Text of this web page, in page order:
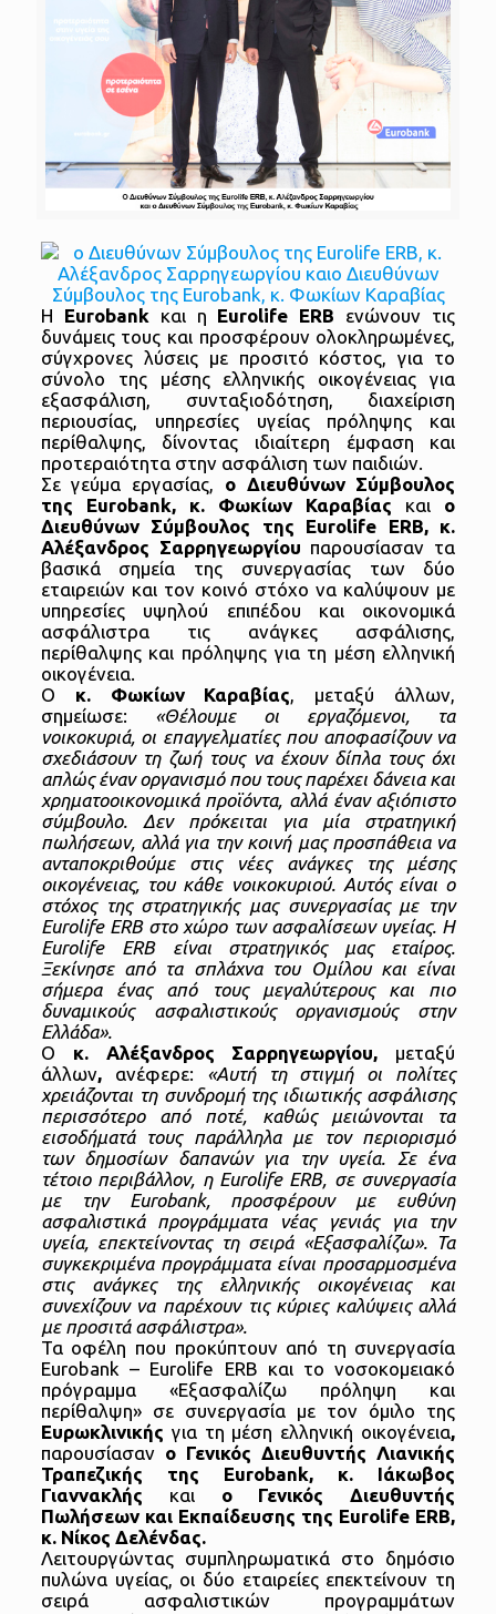
Η Eurobank και η Eurolife ERB ενώνουν τις
δυνάμεις τους και προσφέρουν ολοκληρωμένες,
σύγχρονες λύσεις με προσιτό κόστος, για το
σύνολο της μέσης ελληνικής οικογένειας για
εξασφάλιση, συνταξιοδότηση, διαχείριση
περιουσίας, υπηρεσίες υγείας πρόληψης και
περίθαλψης, δίνοντας ιδιαίτερη έμφαση και
προτεραιότητα στην ασφάλιση των παιδιών.
Σε γεύμα εργασίας, ο Διευθύνων Σύμβουλος
της Eurobank, κ. Φωκίων Καραβίας και ο
Διευθύνων Σύμβουλος της Eurolife ERΒ, κ.
Αλέξανδρος Σαρρηγεωργίου παρουσίασαν τα
βασικά σημεία της συνεργασίας των δύο
εταιρειών και τον κοινό στόχο να καλύψουν με
υπηρεσίες υψηλού επιπέδου και οικονομικά
ασφάλιστρα τις ανάγκες ασφάλισης,
περίθαλψης και πρόληψης για τη μέση ελληνική
οικογένεια.
Ο κ. Φωκίων Καραβίας, μεταξύ άλλων,
σημείωσε: «Θέλουμε οι εργαζόμενοι, τα
νοικοκυριά, οι επαγγελματίες που αποφασίζουν να
σχεδιάσουν τη ζωή τους να έχουν δίπλα τους όχι
απλώς έναν οργανισμό που τους παρέχει δάνεια και
χρηματοοικονομικά προϊόντα, αλλά έναν αξιόπιστο
σύμβουλο. Δεν πρόκειται για μία στρατηγική
πωλήσεων, αλλά για την κοινή μας προσπάθεια να
ανταποκριθούμε στις νέες ανάγκες της μέσης
οικογένειας, του κάθε νοικοκυριού. Αυτός είναι ο
στόχος της στρατηγικής μας συνεργασίας με την
Eurolife ERBστο χώρο των ασφαλίσεων υγείας. Η
Eurolife
ERBείναι στρατηγικός μας εταίρος.
Ξεκίνησε από τα σπλάχνα του Ομίλου και είναι
σήμερα ένας από τους μεγαλύτερους και πιο
δυναμικούς ασφαλιστικούς οργανισμούς στην
Ελλάδα».
Ο κ. Αλέξανδρος Σαρρηγεωργίου, μεταξύ
άλλων, ανέφερε: «Αυτή τη στιγμή οι πολίτες
χρειάζονται τη συνδρομή της ιδιωτικής ασφάλισης
περισσότερο από ποτέ, καθώς μειώνονται τα
εισοδήματά τους παράλληλα με τον περιορισμό
των δημοσίων δαπανών για την υγεία. Σε ένα
τέτοιο περιβάλλον, η Eurolife ERB, σε συνεργασία
με την Eurobank, προσφέρουν με ευθύνη
ασφαλιστικά προγράμματα νέας γενιάς για την
υγεία, επεκτείνοντας τη σειρά «Εξασφαλίζω». Τα
συγκεκριμένα προγράμματα είναι προσαρμοσμένα
στις ανάγκες της ελληνικής οικογένειας και
συνεχίζουν να παρέχουν τις κύριες καλύψεις αλλά
με προσιτά ασφάλιστρα».
Τα οφέλη που προκύπτουν από τη συνεργασία
Eurobank – Eurolife ERB και το νοσοκομειακό
πρόγραμμα «Εξασφαλίζω πρόληψη και
περίθαλψη» σε συνεργασία με τον όμιλο της
Ευρωκλινικής για τη μέση ελληνική οικογένεια,
παρουσίασανο Γενικός Διευθυντής Λιανικής
Τραπεζικής της Eurobank,
κ. Ιάκωβος
Γιαννακλής και ο Γενικός Διευθυντής
Πωλήσεων και Εκπαίδευσης της Eurolife ERB,
κ. Νίκος Δελένδας.
Λειτουργώντας συμπληρωματικά στο δημόσιο
πυλώνα υγείας, οι δύο εταιρείες επεκτείνουν τη
σειρά ασφαλιστικών προγραμμάτων